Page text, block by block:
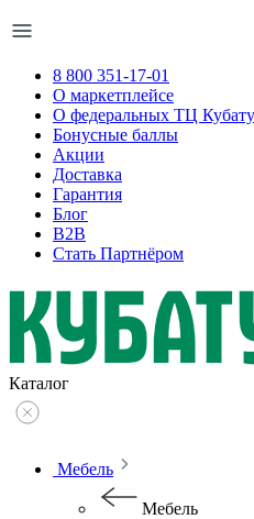
8 800 351-17-01
О маркетплейсе
О федеральных ТЦ
Бонусные баллы
Акции
Доставка
Гарантия
Блог
B2B
Стать Партнёром
Каталог
Мебель
Мебель